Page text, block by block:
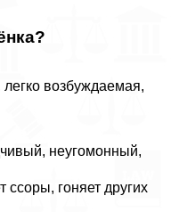
легко возбуждаемая,
неугомонный,
ссоры, гоняет других